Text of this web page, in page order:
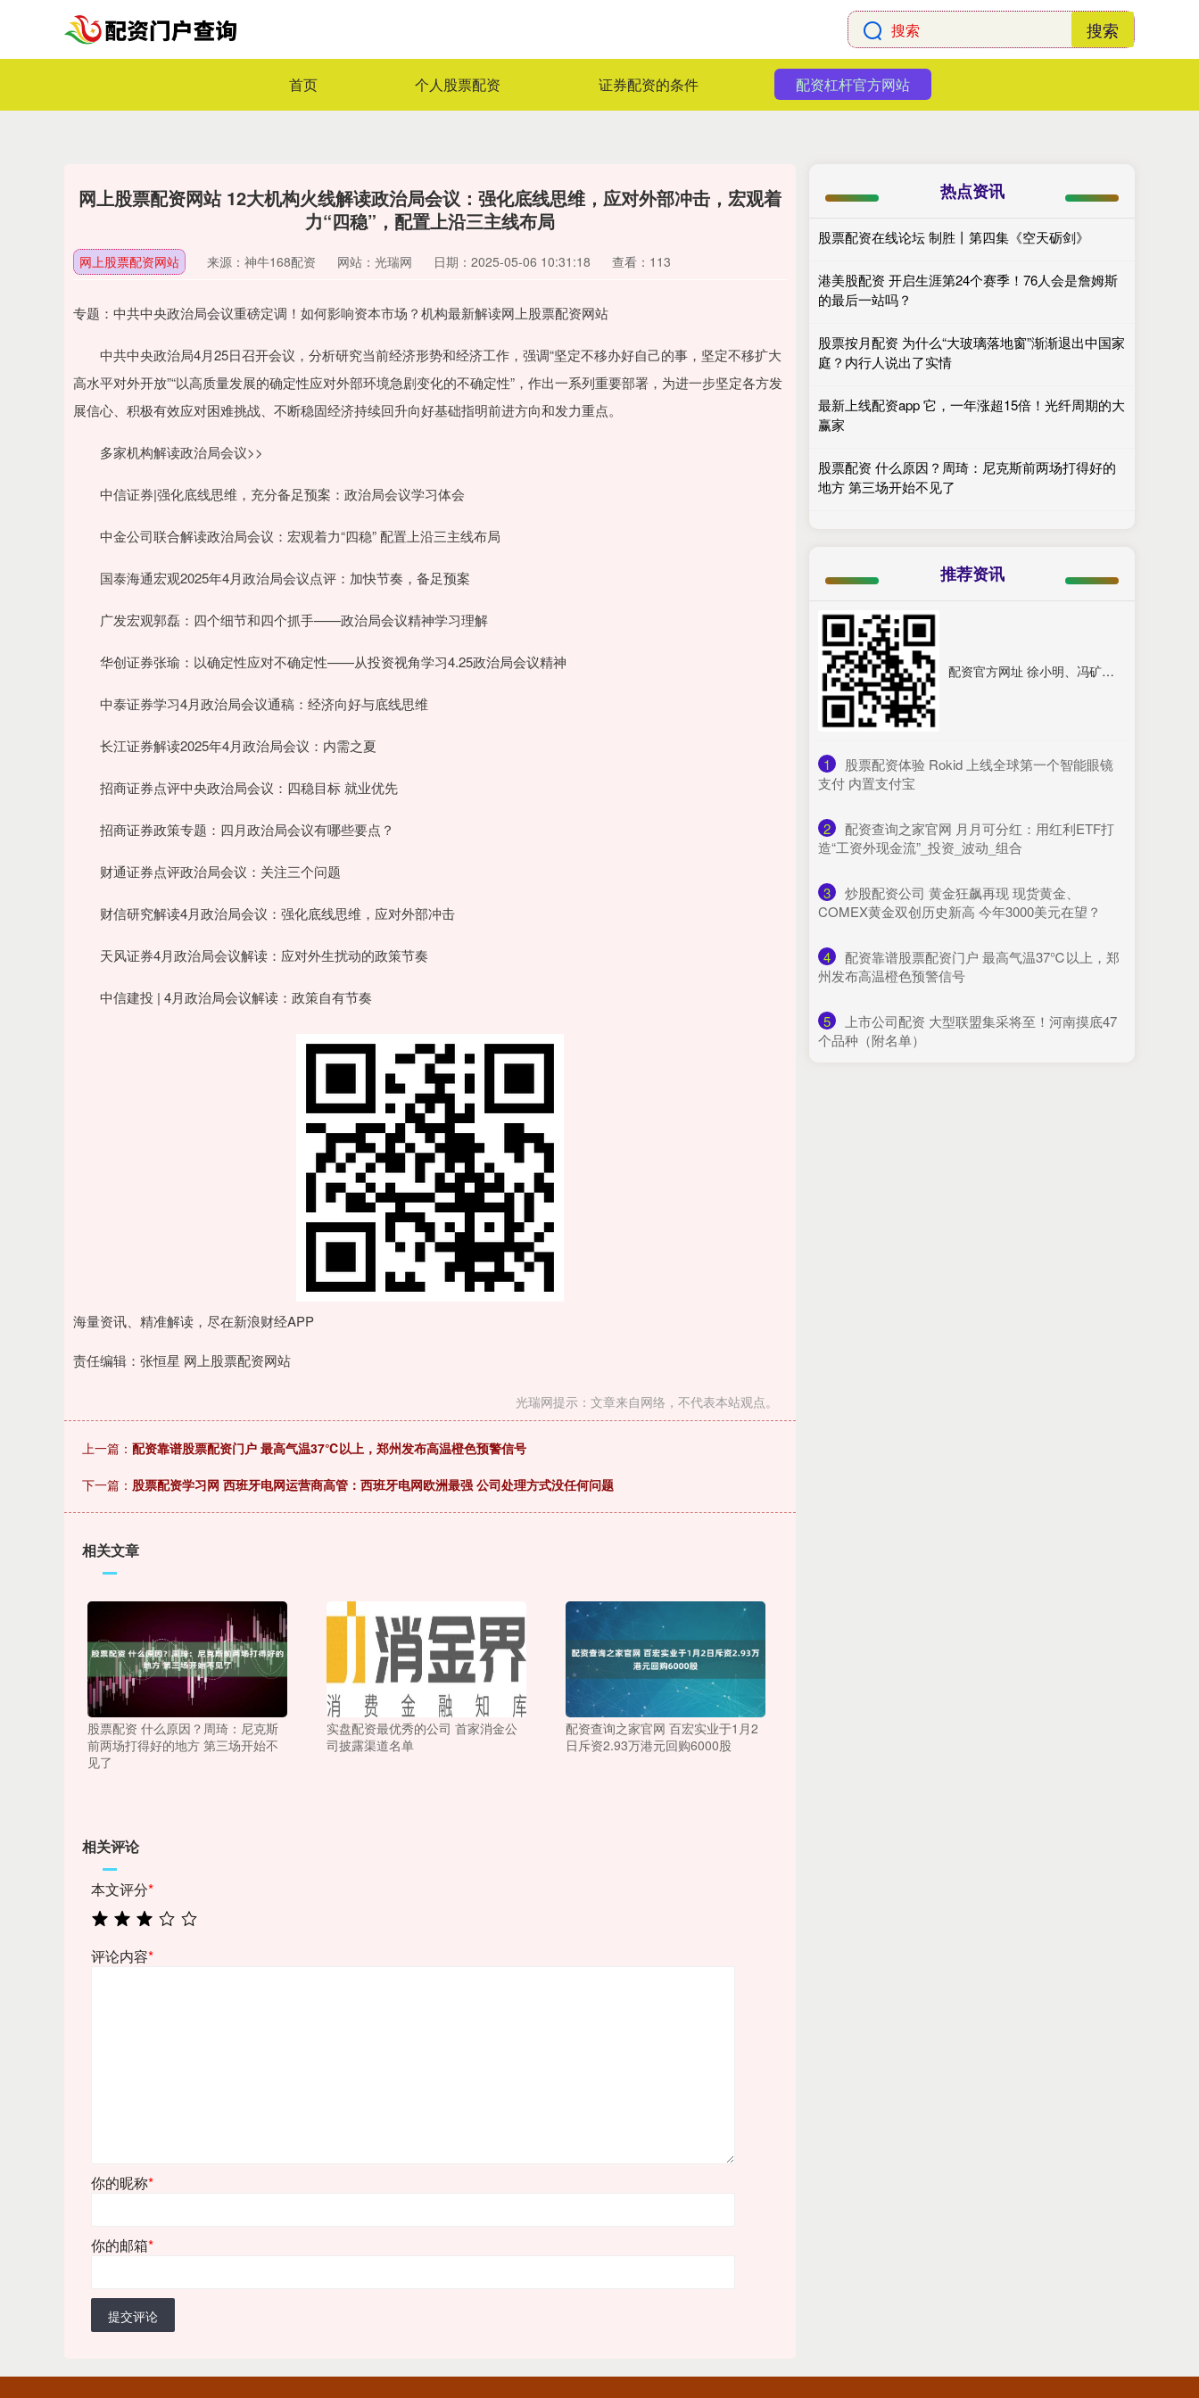
搜索
首页 个人股票配资 证券配资的条件 配资杠杆官方网站
网上股票配资网站 12大机构火线解读政治局会议：强化底线思维，应对外部冲击，宏观着
力“四稳”，配置上沿三主线布局
网上股票配资网站 来源：神牛168配资 网站：光瑞网 日期：2025-05-06 10:31:18 查看：113
专题：中共中央政治局会议重磅定调！如何影响资本市场？机构最新解读网上股票配资网站
中共中央政治局4月25日召开会议，分析研究当前经济形势和经济工作，强调“坚定不移办好自己的事，坚定不移扩大
高水平对外开放”“以高质量发展的确定性应对外部环境急剧变化的不确定性”，作出一系列重要部署，为进一步坚定各方发
展信心、积极有效应对困难挑战、不断稳固经济持续回升向好基础指明前进方向和发力重点。
多家机构解读政治局会议>>
中信证券|强化底线思维，充分备足预案：政治局会议学习体会
中金公司联合解读政治局会议：宏观着力“四稳” 配置上沿三主线布局
国泰海通宏观2025年4月政治局会议点评：加快节奏，备足预案
广发宏观郭磊：四个细节和四个抓手——政治局会议精神学习理解
华创证券张瑜：以确定性应对不确定性——从投资视角学习4.25政治局会议精神
中泰证券学习4月政治局会议通稿：经济向好与底线思维
长江证券解读2025年4月政治局会议：内需之夏
招商证券点评中央政治局会议：四稳目标 就业优先
招商证券政策专题：四月政治局会议有哪些要点？
财通证券点评政治局会议：关注三个问题
财信研究解读4月政治局会议：强化底线思维，应对外部冲击
天风证券4月政治局会议解读：应对外生扰动的政策节奏
中信建投 | 4月政治局会议解读：政策自有节奏
海量资讯、精准解读，尽在新浪财经APP
责任编辑：张恒星 网上股票配资网站
光瑞网提示：文章来自网络，不代表本站观点。
上一篇： 配资靠谱股票配资门户 最高气温37℃以上，郑州发布高温橙色预警信号
下一篇： 股票配资学习网 西班牙电网运营商高管：西班牙电网欧洲最强 公司处理方式没任何问题
相关文章
股票配资 什么原因？周琦：尼克斯
前两场打得好的地方 第三场开始不
见了
实盘配资最优秀的公司 首家消金公
司披露渠道名单
配资查询之家官网 百宏实业于1月2
日斥资2.93万港元回购6000股
相关评论
本文评分*
评论内容*
你的昵称*
你的邮箱*
提交评论
热点资讯
股票配资在线论坛 制胜丨第四集《空天砺剑》
港美股配资 开启生涯第24个赛季！76人会是詹姆斯
的最后一站吗？
股票按月配资 为什么“大玻璃落地窗”渐渐退出中国家
庭？内行人说出了实情
最新上线配资app 它，一年涨超15倍！光纤周期的大
赢家
股票配资 什么原因？周琦：尼克斯前两场打得好的
地方 第三场开始不见了
推荐资讯
配资官方网址 徐小明、冯矿伟等十大投资名市直播解盘：消息面大超预期，大盘有望冲击3400点？
1
​股票配资体验 Rokid 上线全球第一个智能眼镜
支付 内置支付宝
2
​配资查询之家官网 月月可分红：用红利ETF打
造“工资外现金流”_投资_波动_组合
3
​炒股配资公司 黄金狂飙再现 现货黄金、
COMEX黄金双创历史新高 今年3000美元在望？
4
​配资靠谱股票配资门户 最高气温37℃以上，郑
州发布高温橙色预警信号
5
​上市公司配资 大型联盟集采将至！河南摸底47
个品种（附名单）